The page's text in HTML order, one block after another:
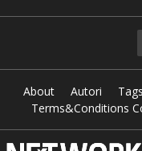
About Autori Tags
Terms&Conditions